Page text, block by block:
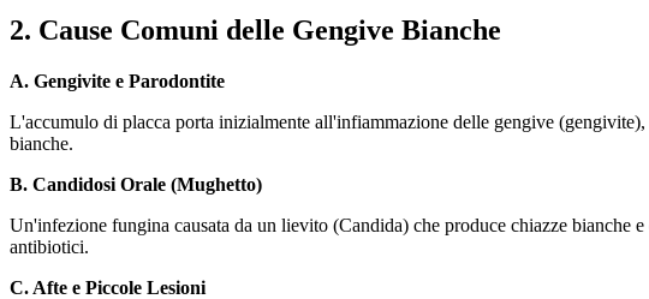
2. Cause Comuni delle Gengive Bianche
A. Gengivite e Parodontite
L'accumulo di placca porta inizialmente all'infiammazione delle gengive
bianche.
B. Candidosi Orale (Mughetto)
Un'infezione fungina causata da un lievito (Candida) che produce chiazze bianche
antibiotici.
C. Afte e Piccole Lesioni